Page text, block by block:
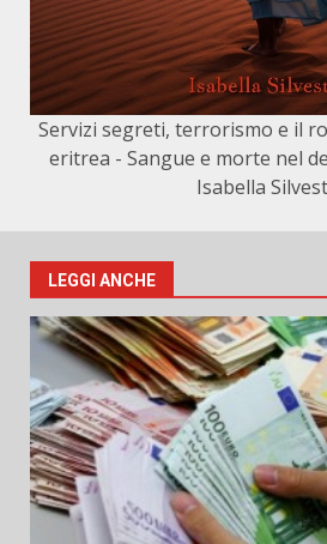
Servizi segreti, terrorismo e il
eritrea - Sangue e morte nel
Isabella
LEGGI ANCHE